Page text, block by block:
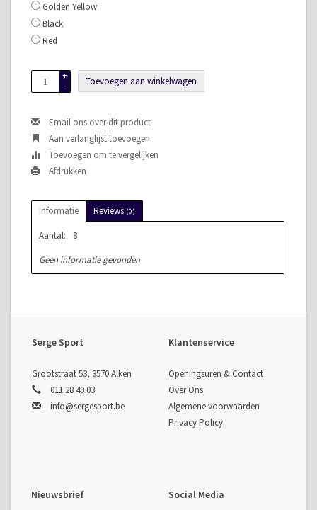
Golden Yellow
Black
Red
+
-
Toevoegen aan winkelwagen
Email ons over dit product
Aan verlanglijst toevoegen
Toevoegen om te vergelijken
Afdrukken
Informatie Reviews (0)
Aantal:
8
Geen informatie gevonden
Serge Sport
Grootstraat 53, 3570 Alken
011 28 49 03
info@sergesport.be
Klantenservice
Openingsuren & Contact
Over Ons
Algemene voorwaarden
Privacy Policy
Nieuwsbrief Social Media